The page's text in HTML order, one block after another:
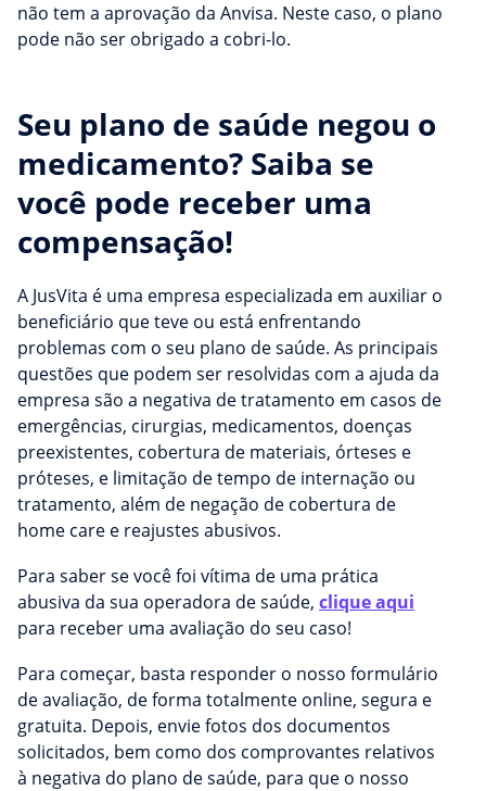
não tem a aprovação da Anvisa. Neste caso, o plano
pode não ser obrigado a cobri-lo.
Seu plano de saúde negou o
medicamento? Saiba se
você pode receber uma
compensação!
A JusVita é uma empresa especializada em auxiliar o
beneficiário que teve ou está enfrentando
problemas com o seu plano de saúde. As principais
questões que podem ser resolvidas com a ajuda da
empresa são a negativa de tratamento em casos de
emergências, cirurgias, medicamentos, doenças
preexistentes, cobertura de materiais, órteses e
próteses, e limitação de tempo de internação ou
tratamento, além de negação de cobertura de
home care e reajustes abusivos.
Para saber se você foi vítima de uma prática
abusiva da sua operadora de saúde, clique aqui
para receber uma avaliação do seu caso!
Para começar, basta responder o nosso formulário
de avaliação, de forma totalmente online, segura e
gratuita. Depois, envie fotos dos documentos
solicitados, bem como dos comprovantes relativos
à negativa do plano de saúde, para que o nosso